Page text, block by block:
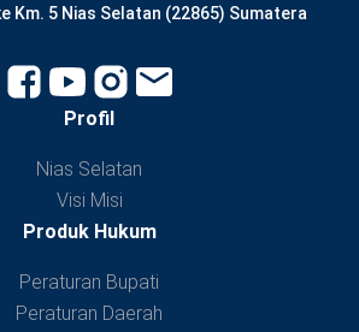
Km. 5 Nias Selatan (22865) Sumatera
Profil
Nias Selatan
Visi Misi
Produk Hukum
Peraturan Bupati
Peraturan Daerah